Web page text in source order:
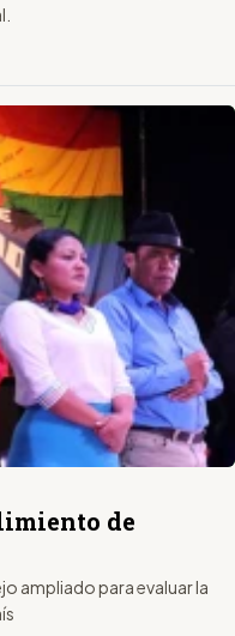
de
ampliado para evaluar la